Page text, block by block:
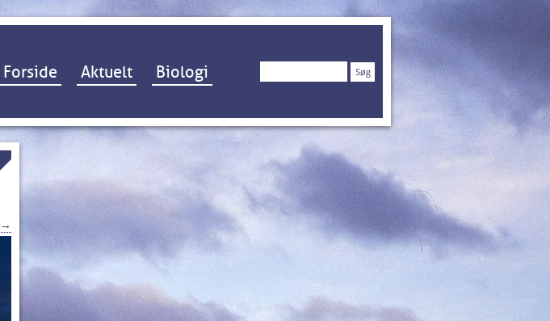
Hop til indhold
Forside Aktuelt Biologi Søg